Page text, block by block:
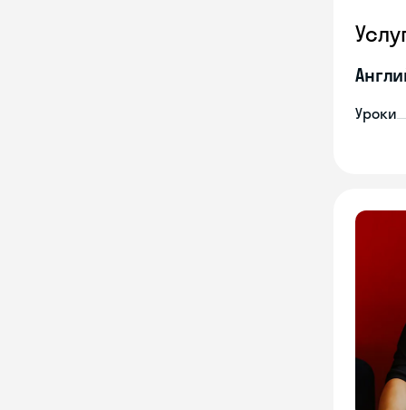
Уроки